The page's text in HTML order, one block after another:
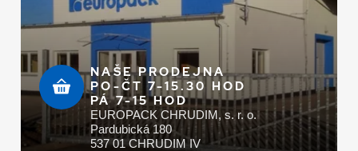
NAŠE PRODEJNA
PO-ČT 7-15.30 HOD
PÁ 7-15 HOD
EUROPACK CHRUDIM, s. r. o.
Pardubická 180
537 01 CHRUDIM IV